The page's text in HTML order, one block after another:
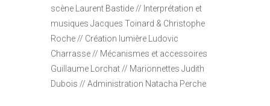
scène Laurent Bastide // Interprétation et
musiques Jacques Toinard & Christophe
Roche // Création lumière Ludovic
Charrasse // Mécanismes et accessoires
Guillaume Lorchat // Marionnettes Judith
Dubois // Administration Natacha Perche